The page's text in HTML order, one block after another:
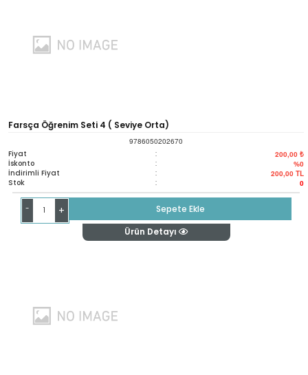
Farsça Öğrenim Seti 4 ( Seviye Orta)
9786050202670
Fiyat : 200,00 ₺
İskonto : %0
İndirimli Fiyat : 200,00 TL
Stok : 0
- +
Sepete Ekle
Ürün Detayı